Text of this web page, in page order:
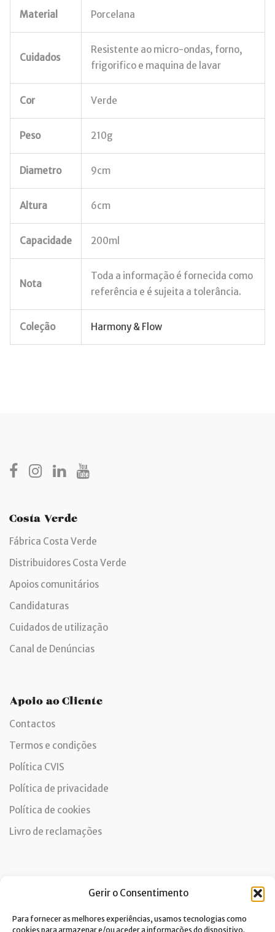
Gerir o Consentimento
Para fornecer as melhores experiências, usamos tecnologias como
cookies para armazenar e/ou aceder a informações do dispositivo.
Material Porcelana
Cuidados
Resistente ao micro-ondas, forno,
frigorifico e maquina de lavar
Cor Verde
Peso 210g
Diametro 9cm
Altura 6cm
Capacidade 200ml
Nota
Toda a informação é fornecida como
referência e é sujeita a tolerância.
Coleção Harmony & Flow
Costa Verde
Fábrica Costa Verde
Distribuidores Costa Verde
Apoios comunitários
Candidaturas
Cuidados de utilização
Canal de Denúncias
Apoio ao Cliente
Contactos
Termos e condições
Política CVIS
Política de privacidade
Política de cookies
Livro de reclamações